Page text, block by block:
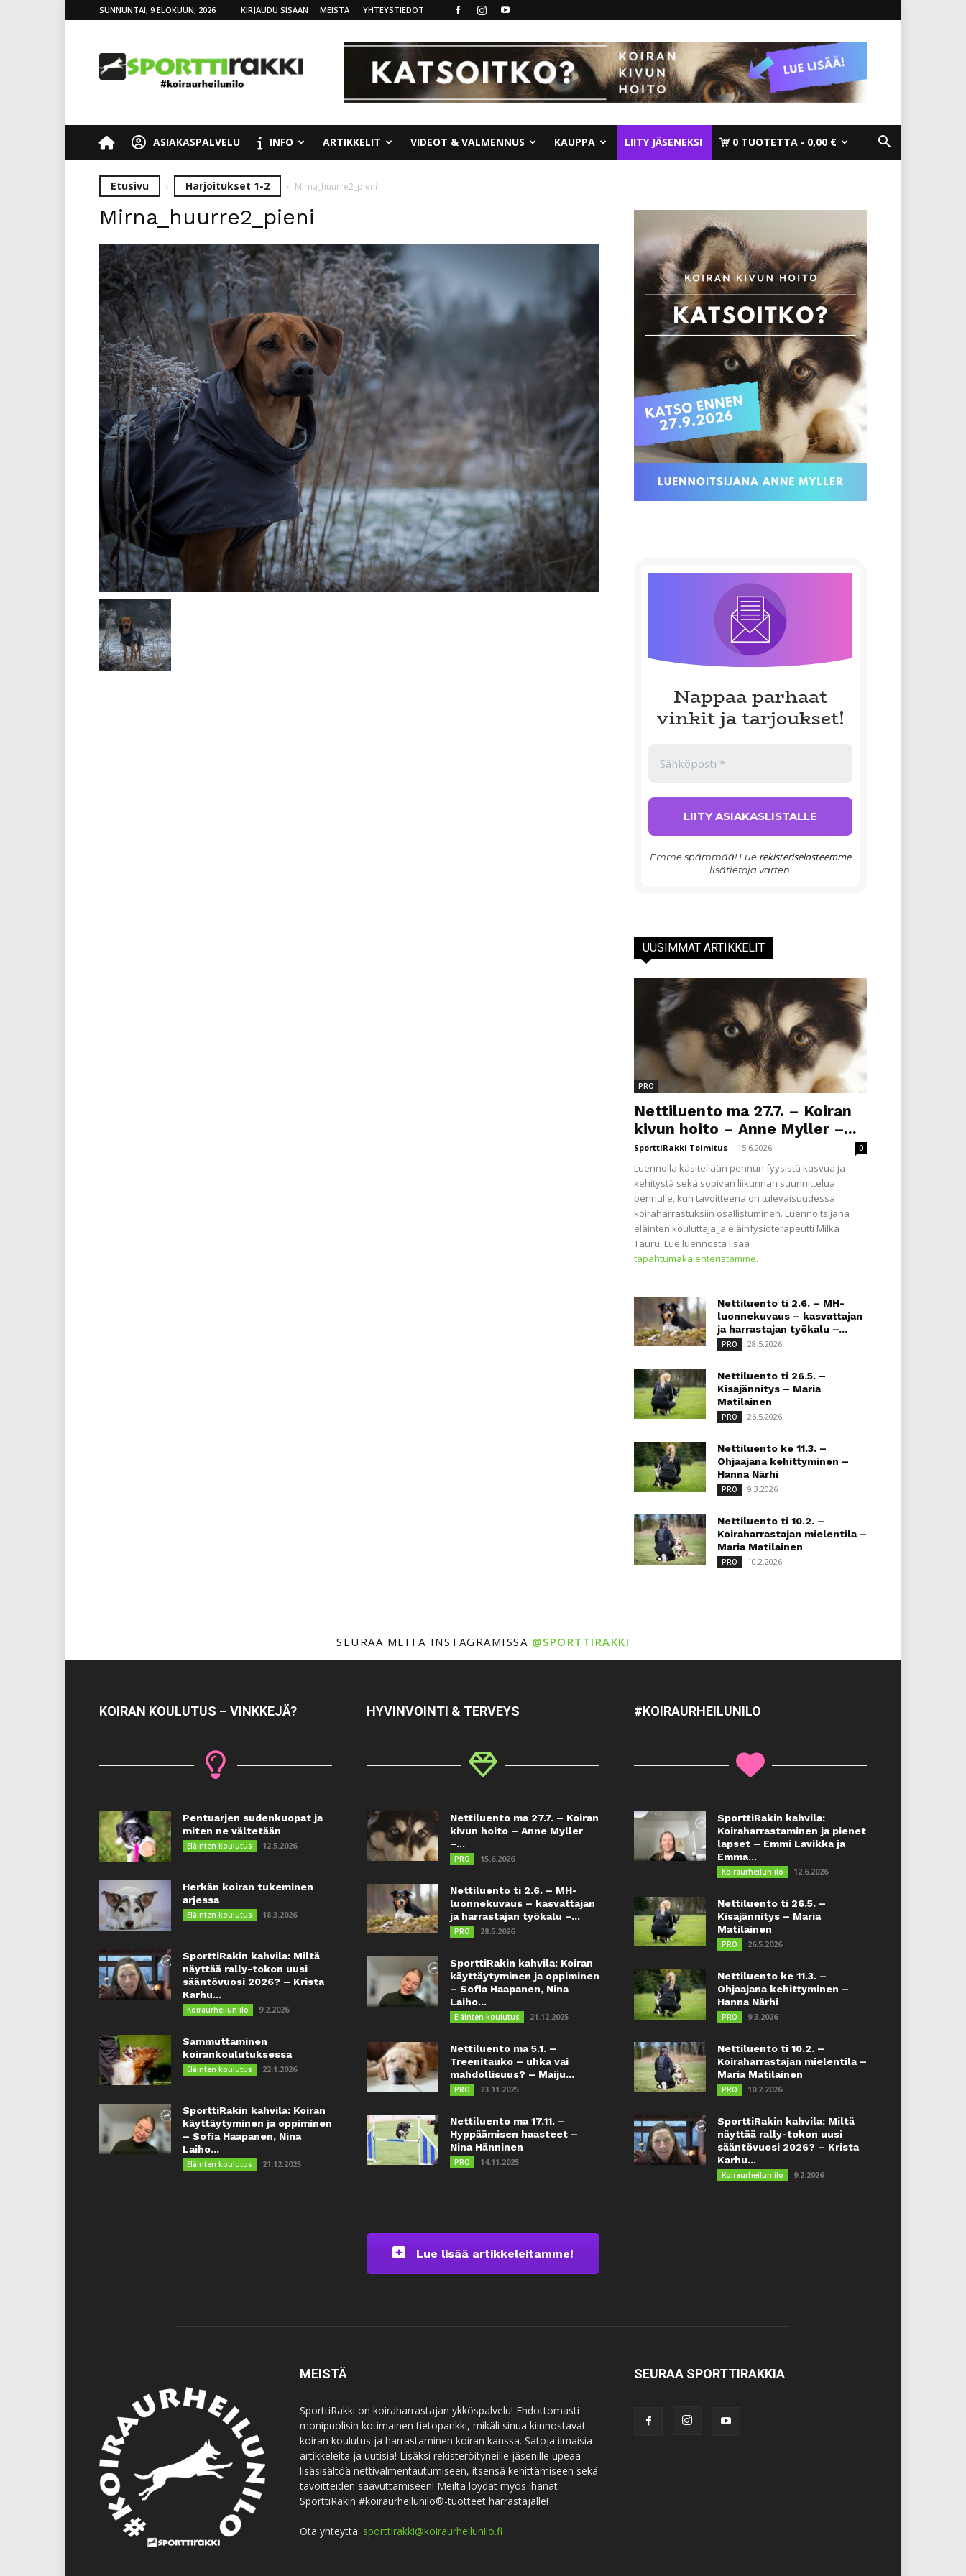
SUNNUNTAI, 9 ELOKUUN, 2026 KIRJAUDU SISÄÄN MEISTÄ YHTEYSTIEDOT
ASIAKASPALVELU INFO ARTIKKELIT VIDEOT & VALMENNUS KAUPPA LIITY JÄSENEKSI 0 TUOTETTA 0,00 €
Etusivu Harjoitukset 1-2 Mirna_huurre2_pieni
Mirna_huurre2_pieni
Nappaa parhaat
vinkit ja tarjoukset!
Emme spämmää! Lue rekisteriselosteemme
lisätietoja varten.
UUSIMMAT ARTIKKELIT
PRO
Nettiluento ma 27.7. – Koiran
kivun hoito – Anne Myller –...
SporttiRakki Toimitus - 15.6.2026 0
Luennolla käsitellään pennun fyysistä kasvua ja
kehitystä sekä sopivan liikunnan suunnittelua
pennulle, kun tavoitteena on tulevaisuudessa
koiraharrastuksiin osallistuminen. Luennoitsijana
eläinten kouluttaja ja eläinfysioterapeutti Milka
Tauru. Lue luennosta lisää
tapahtumakalenteristamme.
Nettiluento ti 2.6. – MH-
luonnekuvaus – kasvattajan
ja harrastajan työkalu –...
PRO 28.5.2026
Nettiluento ti 26.5. –
Kisajännitys – Maria
Matilainen
PRO 26.5.2026
Nettiluento ke 11.3. –
Ohjaajana kehittyminen –
Hanna Närhi
PRO 9.3.2026
Nettiluento ti 10.2. –
Koiraharrastajan mielentila –
Maria Matilainen
PRO 10.2.2026
SEURAA MEITÄ INSTAGRAMISSA @SPORTTIRAKKI
KOIRAN KOULUTUS – VINKKEJÄ?
Pentuarjen sudenkuopat ja
miten ne vältetään
Eläinten koulutus 12.5.2026
Herkän koiran tukeminen
arjessa
Eläinten koulutus 18.3.2026
SporttiRakin kahvila: Miltä
näyttää rally-tokon uusi
sääntövuosi 2026? – Krista
Karhu...
Koiraurheilun ilo 9.2.2026
Sammuttaminen
koirankoulutuksessa
Eläinten koulutus 22.1.2026
SporttiRakin kahvila: Koiran
käyttäytyminen ja oppiminen
– Sofia Haapanen, Nina
Laiho...
Eläinten koulutus 21.12.2025
HYVINVOINTI & TERVEYS
Nettiluento ma 27.7. – Koiran
kivun hoito – Anne Myller
–...
PRO 15.6.2026
Nettiluento ti 2.6. – MH-
luonnekuvaus – kasvattajan
ja harrastajan työkalu –...
PRO 28.5.2026
SporttiRakin kahvila: Koiran
käyttäytyminen ja oppiminen
– Sofia Haapanen, Nina
Laiho...
Eläinten koulutus 21.12.2025
Nettiluento ma 5.1. –
Treenitauko – uhka vai
mahdollisuus? – Maiju...
PRO 23.11.2025
Nettiluento ma 17.11. –
Hyppäämisen haasteet –
Nina Hänninen
PRO 14.11.2025
Lue lisää artikkeleitamme!
#KOIRAURHEILUNILO
SporttiRakin kahvila:
Koiraharrastaminen ja pienet
lapset – Emmi Lavikka ja
Emma...
Koiraurheilun ilo 12.6.2026
Nettiluento ti 26.5. –
Kisajännitys – Maria
Matilainen
PRO 26.5.2026
Nettiluento ke 11.3. –
Ohjaajana kehittyminen –
Hanna Närhi
PRO 9.3.2026
Nettiluento ti 10.2. –
Koiraharrastajan mielentila –
Maria Matilainen
PRO 10.2.2026
SporttiRakin kahvila: Miltä
näyttää rally-tokon uusi
sääntövuosi 2026? – Krista
Karhu...
Koiraurheilun ilo 9.2.2026
MEISTÄ
SporttiRakki on koiraharrastajan ykköspalvelu! Ehdottomasti
monipuolisin kotimainen tietopankki, mikäli sinua kiinnostavat
koiran koulutus ja harrastaminen koiran kanssa. Satoja ilmaisia
artikkeleita ja uutisia! Lisäksi rekisteröityneille jäsenille upeaa
lisäsisältöä nettivalmentautumiseen, itsensä kehittämiseen sekä
tavoitteiden saavuttamiseen! Meiltä löydät myös ihanat
SporttiRakin #koiraurheilunilo®-tuotteet harrastajalle!
Ota yhteyttä: sporttirakki@koiraurheilunilo.fi
SEURAA SPORTTIRAKKIA